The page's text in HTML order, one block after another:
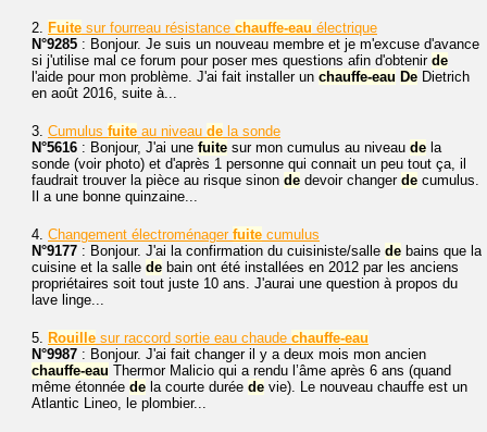
2. Fuite sur fourreau résistance chauffe-eau électrique
N°9285 : Bonjour. Je suis un nouveau membre et je m'excuse d'avance
si j'utilise mal ce forum pour poser mes questions afin d'obtenir de
l'aide pour mon problème. J'ai fait installer un chauffe-eau De Dietrich
en août 2016, suite à...
3. Cumulus fuite au niveau de la sonde
N°5616 : Bonjour, J'ai une fuite sur mon cumulus au niveau de la
sonde (voir photo) et d'après 1 personne qui connait un peu tout ça, il
faudrait trouver la pièce au risque sinon de devoir changer de cumulus.
Il a une bonne quinzaine...
4. Changement électroménager fuite cumulus
N°9177 : Bonjour. J'ai la confirmation du cuisiniste/salle de bains que la
cuisine et la salle de bain ont été installées en 2012 par les anciens
propriétaires soit tout juste 10 ans. J'aurai une question à propos du
lave linge...
5. Rouille sur raccord sortie eau chaude chauffe-eau
N°9987 : Bonjour. J'ai fait changer il y a deux mois mon ancien
chauffe-eau Thermor Malicio qui a rendu l’âme après 6 ans (quand
même étonnée de la courte durée de vie). Le nouveau chauffe est un
Atlantic Lineo, le plombier...